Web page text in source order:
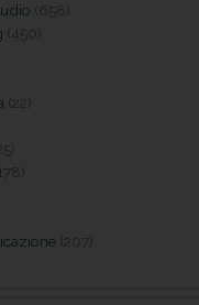
(658)
(450)
(22)
(207)